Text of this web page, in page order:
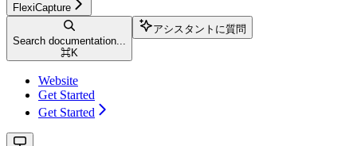
FlexiCapture
Search documentation...
⌘K
アシスタントに質問
Website
Get Started
Get Started